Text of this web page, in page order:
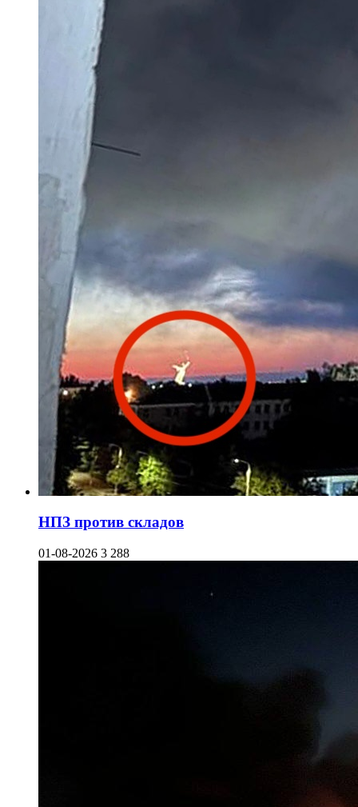
НПЗ против складов
01-08-2026 3 288